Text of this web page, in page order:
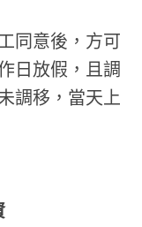
同意後，方可
日放假，且調
調移，當天上